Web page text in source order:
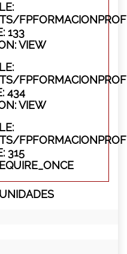
133
VIEW
434
VIEW
315